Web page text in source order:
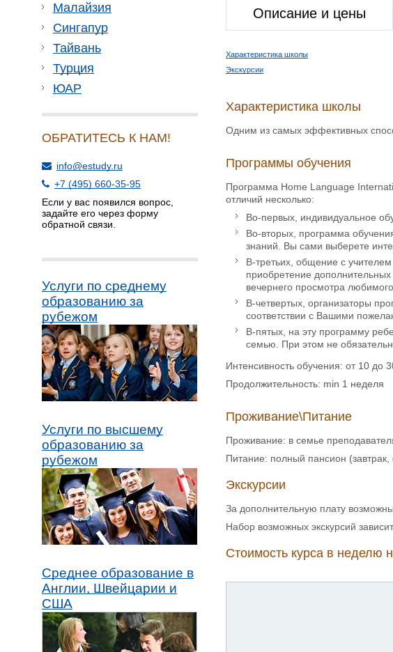
Малайзия
Сингапур
Тайвань
Турция
ЮАР
ОБРАТИТЕСЬ К НАМ!
info@estudy.ru
+7 (495) 660-35-95
Если у вас появился вопрос,
задайте его через форму
обратной связи.
Услуги по среднему
образованию за
рубежом
Услуги по высшему
образованию за
рубежом
Среднее образование в
Англии, Швейцарии и
США
Описание и цены
Характеристика школы
Экскурсии
Характеристика школы
Одним из самых эффективных
Программы обучения
Программа Home Language
отличий несколько:
Во-первых, индивидуальное
Во-вторых, программа
знаний. Вы сами выберете
В-третьих, общение с
приобретение
вечернего просмотра
В-четвертых, организаторы
соответствии с Вашими
В-пятых, на эту программу
семью. При этом не
Интенсивность обучения: от 10 до
Продолжительность: min 1 неделя
Проживание\Питание
Проживание: в семье
Питание: полный пансион
Экскурсии
За дополнительную плату
Набор возможных экскурсий
Стоимость курса в неделю